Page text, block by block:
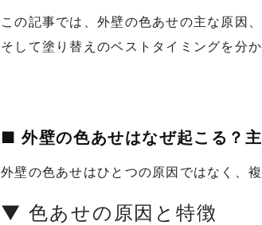
この記事では、外壁の色あせの主な原因、
そして塗り替えのベストタイミングを分
■ 外壁の色あせはなぜ起こる？
外壁の色あせはひとつの原因ではなく、
▼ 色あせの原因と特徴